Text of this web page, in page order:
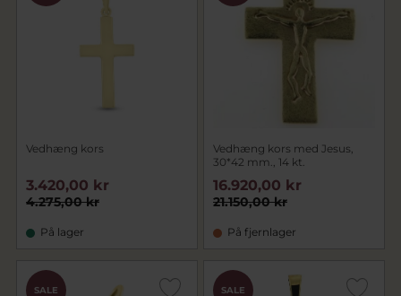
Vedhæng kors
4.275,00 kr
3.420,00 kr
På lager
Vedhæng kors med Jesus,
30*42 mm., 14 kt.
21.150,00 kr
16.920,00 kr
På fjernlager
SALE SALE